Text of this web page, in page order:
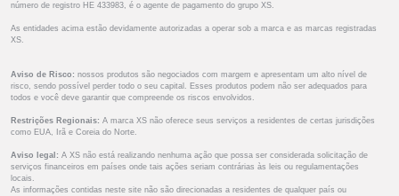
número de registro HE 433983, é o agente de pagamento do grupo XS.
As entidades acima estão devidamente autorizadas a operar sob a marca e as marcas registradas
XS.
Aviso de Risco: nossos produtos são negociados com margem e apresentam um alto nível de
risco, sendo possível perder todo o seu capital. Esses produtos podem não ser adequados para
todos e você deve garantir que compreende os riscos envolvidos.
Restrições Regionais: A marca XS não oferece seus serviços a residentes de certas jurisdições
como EUA, Irã e Coreia do Norte.
Aviso legal: A XS não está realizando nenhuma ação que possa ser considerada solicitação de
serviços financeiros em países onde tais ações seriam contrárias às leis ou regulamentações
locais.
As informações contidas neste site não são direcionadas a residentes de qualquer país ou